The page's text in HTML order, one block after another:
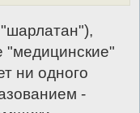
"медицинские"
ни одного
-